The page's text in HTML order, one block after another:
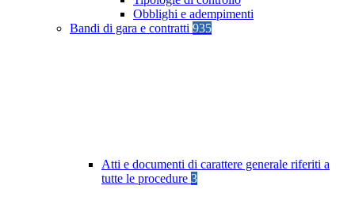
Obblighi e adempimenti
Bandi di gara e contratti 935
Atti e documenti di carattere generale riferiti a
tutte le procedure 3